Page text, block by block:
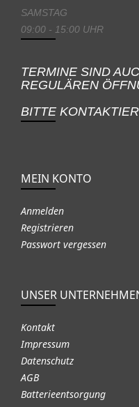
SAMSTAG
09:00 - 15:00 UHR
TERMINE SIND
REGULÄREN
BITTE
MEIN KONTO
Anmelden
Registrieren
Passwort vergessen
UNSER
Kontakt
Impressum
Datenschutz
AGB
Batterieentsorgung